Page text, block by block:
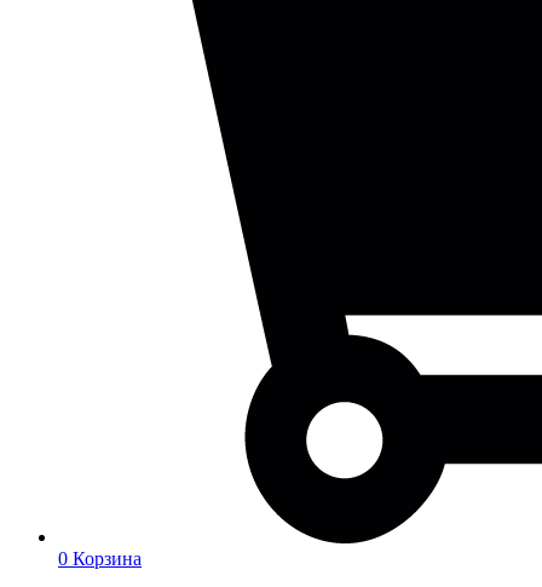
0 Корзина